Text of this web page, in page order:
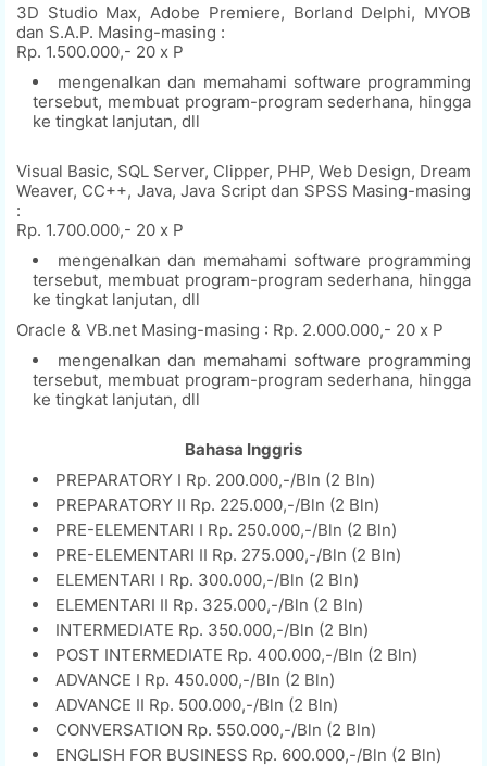
3D Studio Max, Adobe Premiere, Borland Delphi, MYOB
dan S.A.P. Masing-masing :
Rp. 1.500.000,- 20 x P
mengenalkan dan memahami software programming
tersebut, membuat program-program sederhana, hingga
ke tingkat lanjutan, dll
Visual Basic, SQL Server, Clipper, PHP, Web Design, Dream
Weaver, CC++, Java, Java Script dan SPSS Masing-masing
:
Rp. 1.700.000,- 20 x P
mengenalkan dan memahami software programming
tersebut, membuat program-program sederhana, hingga
ke tingkat lanjutan, dll
Oracle & VB.net Masing-masing : Rp. 2.000.000,- 20 x P
mengenalkan dan memahami software programming
tersebut, membuat program-program sederhana, hingga
ke tingkat lanjutan, dll
Bahasa Inggris
PREPARATORY I Rp. 200.000,-/Bln (2 Bln)
PREPARATORY II Rp. 225.000,-/Bln (2 Bln)
PRE-ELEMENTARI I Rp. 250.000,-/Bln (2 Bln)
PRE-ELEMENTARI II Rp. 275.000,-/Bln (2 Bln)
ELEMENTARI I Rp. 300.000,-/Bln (2 Bln)
ELEMENTARI II Rp. 325.000,-/Bln (2 Bln)
INTERMEDIATE Rp. 350.000,-/Bln (2 Bln)
POST INTERMEDIATE Rp. 400.000,-/Bln (2 Bln)
ADVANCE I Rp. 450.000,-/Bln (2 Bln)
ADVANCE II Rp. 500.000,-/Bln (2 Bln)
CONVERSATION Rp. 550.000,-/Bln (2 Bln)
ENGLISH FOR BUSINESS Rp. 600.000,-/Bln (2 Bln)